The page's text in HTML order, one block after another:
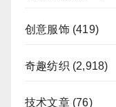
创意服饰(419)
奇趣纺织 (2,918)
技术文章(76)